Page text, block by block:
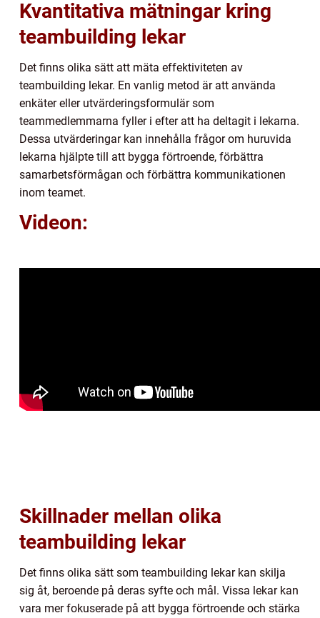
Kvantitativa mätningar kring
teambuilding lekar
Det finns olika sätt att mäta effektiviteten av
teambuilding lekar. En vanlig metod är att använda
enkäter eller utvärderingsformulär som
teammedlemmarna fyller i efter att ha deltagit i lekarna.
Dessa utvärderingar kan innehålla frågor om huruvida
lekarna hjälpte till att bygga förtroende, förbättra
samarbetsförmågan och förbättra kommunikationen
inom teamet.
Videon:
Skillnader mellan olika
teambuilding lekar
Det finns olika sätt som teambuilding lekar kan skilja
sig åt, beroende på deras syfte och mål. Vissa lekar kan
vara mer fokuserade på att bygga förtroende och stärka